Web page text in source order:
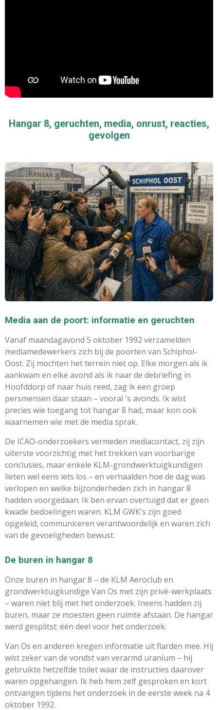
Hangar 8, geruchten, media, onrust, reacties,
gevolgen
Media aan de poort: informatie en geruchten
Vanaf maandagavond 5 oktober 1992 verzamelden
mediamedewerkers zich bij de poorten van Schiphol-
Oost. Zij mochten het terrein niet op. Elke morgen als ik
aankwam en elke avond als ik naar de debriefing in
Hoofddorp of naar huis reed, zag ik een groep
persmensen daar staan – vooral 's avonds. Ik wist
precies wie toegang tot hangar 8 had, maar kon ook
waarnemen wie met de media sprak.
De ICAO-onderzoekers vermeden mediacontact, zij zijn
uiterste voorzichtig met het trekken van voorbarige
conclusies, maar enkele KLM-grondwerktuigkundigen
lieten wel eens iets los – en verhaalden hoe de dag was
verlopen en welke bijzonderheden zich in hangar 8
hadden voorgedaan. Ik ben ervan overtuigd dat er geen
kwade bedoelingen waren. KLM GWK's zijn goed
opgeleid, communiceren verantwoordelijk en waren zich
van de gevoeligheden bewust.
De buren in hangar 8
Onze buren in hangar 8 – de KLM Aeroclub en
grondwerktuigkundige Van Os met zijn privé-werkplaats
– waren niet blij met het onderzoek. Ineens hadden zij
buren, maar ze moesten geen ruimte afstaan. De hangar
werd gesplitst: één deel voor het onderzoek.
Van Os en anderen kregen informatie uit flarden mee. Hij
wist zeker van de vondst van verarmd uranium – hij
gebruikte hetzelfde toilet waar de instructies daarover
waren opgehangen. Ik heb hem zelf gesproken en kort
ontvangen tijdens het onderzoek in de eerste week na 4
oktober 1992.